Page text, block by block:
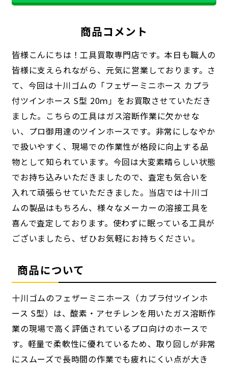
商品コメント
皆様こんにちは！工具買取専門店です。本日も職人の
皆様に支えられながら、元気に営業しております。さ
て、今回は十川ゴムの「フェザーミニホース カプラ
付ツインホース S型 20ｍ」をお買取させていただき
ました。こちらの工具はガス溶断作業に欠かせな
い、プロ御用達のツインホースです。非常にしなやか
で扱いやすく、現場での作業性が格段に向上する品
物として知られています。今回は大変素晴らしい状態
でお持ち込みいただきましたので、査定も気合いを
入れて頑張らせていただきました。当店では十川ゴ
ムの製品はもちろん、様々なメーカーの溶接工具を
喜んで査定しております。使わずに眠っている工具が
ございましたら、ぜひお気軽にお持ちください。
商品について
十川ゴムのフェザーミニホース（カプラ付ツインホ
ース S型）は、酸素・アセチレンを用いたガス溶断作
業の現場で高く評価されているプロ向けのホースで
す。軽量で柔軟性に優れているため、取り回しが非常
にスムーズで長時間の作業でも疲れにくい点が大き